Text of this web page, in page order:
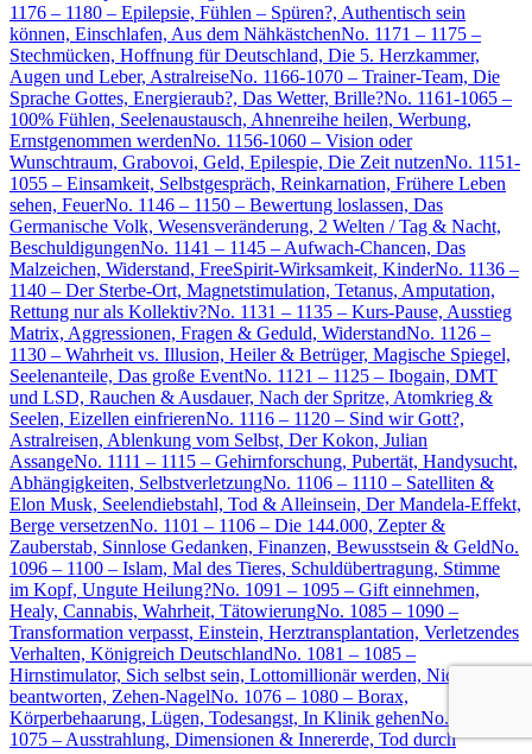
1176 – 1180 – Epilepsie, Fühlen – Spüren?, Authentisch sein
können, Einschlafen, Aus dem NähkästchenNo. 1171 – 1175 –
Stechmücken, Hoffnung für Deutschland, Die 5. Herzkammer,
Augen und Leber, AstralreiseNo. 1166-1070 – Trainer-Team, Die
Sprache Gottes, Energieraub?, Das Wetter, Brille?No. 1161-1065 –
100% Fühlen, Seelenaustausch, Ahnenreihe heilen, Werbung,
Ernstgenommen werdenNo. 1156-1060 – Vision oder
Wunschtraum, Grabovoi, Geld, Epilespie, Die Zeit nutzenNo. 1151-
1055 – Einsamkeit, Selbstgespräch, Reinkarnation, Frühere Leben
sehen, FeuerNo. 1146 – 1150 – Bewertung loslassen, Das
Germanische Volk, Wesensveränderung, 2 Welten / Tag & Nacht,
BeschuldigungenNo. 1141 – 1145 – Aufwach-Chancen, Das
Malzeichen, Widerstand, FreeSpirit-Wirksamkeit, KinderNo. 1136 –
1140 – Der Sterbe-Ort, Magnetstimulation, Tetanus, Amputation,
Rettung nur als Kollektiv?No. 1131 – 1135 – Kurs-Pause, Ausstieg
Matrix, Aggressionen, Fragen & Geduld, WiderstandNo. 1126 –
1130 – Wahrheit vs. Illusion, Heiler & Betrüger, Magische Spiegel,
Seelenanteile, Das große EventNo. 1121 – 1125 – Ibogain, DMT
und LSD, Rauchen & Ausdauer, Nach der Spritze, Atomkrieg &
Seelen, Eizellen einfrierenNo. 1116 – 1120 – Sind wir Gott?,
Astralreisen, Ablenkung vom Selbst, Der Kokon, Julian
AssangeNo. 1111 – 1115 – Gehirnforschung, Pubertät, Handysucht,
Abhängigkeiten, SelbstverletzungNo. 1106 – 1110 – Satelliten &
Elon Musk, Seelendiebstahl, Tod & Alleinsein, Der Mandela-Effekt,
Berge versetzenNo. 1101 – 1106 – Die 144.000, Zepter &
Zauberstab, Sinnlose Gedanken, Finanzen, Bewusstsein & GeldNo.
1096 – 1100 – Islam, Mal des Tieres, Schuldübertragung, Stimme
im Kopf, Ungute Heilung?No. 1091 – 1095 – Gift einnehmen,
Healy, Cannabis, Wahrheit, TätowierungNo. 1085 – 1090 –
Transformation verpasst, Einstein, Herztransplantation, Verletzendes
Verhalten, Königreich DeutschlandNo. 1081 – 1085 –
Hirnstimulator, Sich selbst sein, Lottomillionär werden, Nicht
beantworten, Zehen-NagelNo. 1076 – 1080 – Borax,
Körperbehaarung, Lügen, Todesangst, In Klinik gehenNo. 1071 –
1075 – Ausstrahlung, Dimensionen & Innererde, Tod durch